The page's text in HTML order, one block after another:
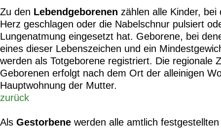
Zu den Lebendgeborenen zählen alle Kinder,
Herz geschlagen oder die Nabelschnur pulsiert
Lungenatmung eingesetzt hat. Geborene, bei
eines dieser Lebenszeichen und ein
werden als Totgeborene registriert. Die regionale
Geborenen erfolgt nach dem Ort der alleinigen
Hauptwohnung der Mutter.
zurück
Als Gestorbene werden alle amtlich